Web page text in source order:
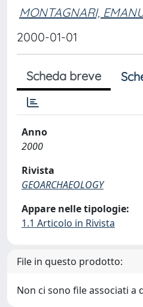
MONTAGNARI,
2000-01-01
Scheda breve
Anno
2000
Rivista
GEOARCHAEOLOGY
Appare nelle tipologie:
1.1 Articolo in Rivista
File in questo prodotto:
Non ci sono file associati a